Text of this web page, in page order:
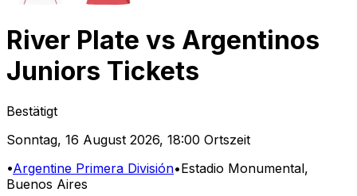
River Plate vs Argentinos
Juniors Tickets
Bestätigt
Sonntag, 16 August 2026, 18:00 Ortszeit
•Argentine Primera División•Estadio Monumental,
Buenos Aires